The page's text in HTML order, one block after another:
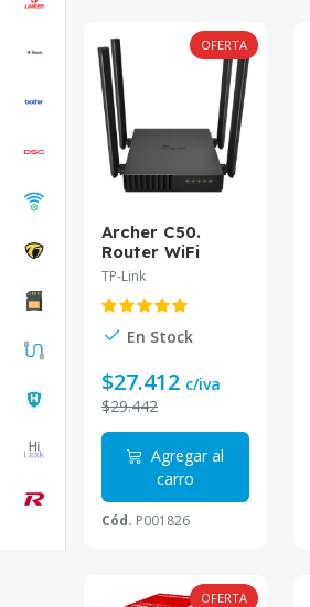
OFERTA
Archer C50.
Router WiFi
AC1200 Tp-Link
(867Mbps en
5Ghz y 300 Mbps
puerto 10/100
WAN, 4 puertos
10/100 LAN
TP-Link
En Stock
$27.412 c/iva
$29.442
Agregar al
carro
Cód. P001826
OFERTA